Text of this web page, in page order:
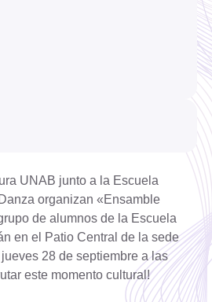
UNAB junto a la Escuela
organizan «Ensamble
de alumnos de la Escuela
en el Patio Central de la sede
28 de septiembre a las
este momento cultural!